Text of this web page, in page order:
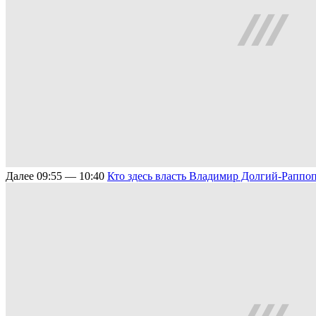
Далее 09:55 — 10:40 Кто здесь власть Владимир Долгий-